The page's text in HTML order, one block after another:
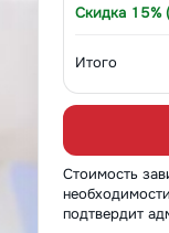
Скидка 15%
Итого
Стоимость
подтвердит